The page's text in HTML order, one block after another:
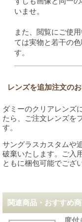
いませ。
また、閲覧にご使
ては実物と若干の
す。
レンズを追加注文のお
ダミーのクリアレンズ
たら、ご注文レンズを
す。
サングラスカスタムや
破棄いたします。ご入
ともに梱包可能でござ
関連商品・おすすめ
度付